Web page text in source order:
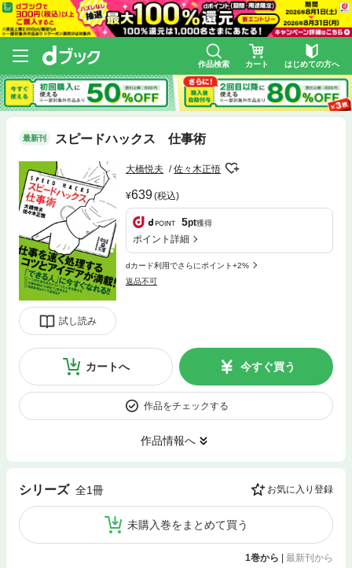
作品検索 カート はじめての方へ
最新刊 スピードハックス 仕事術
試し読み
大橋悦夫 佐々木正悟
639(税込)
5pt獲得
ポイント詳細
dカード利用でさらにポイント+2%
返品不可
カートへ 今すぐ買う
作品をチェックする
作品情報へ
シリーズ 全1冊 お気に入り登録
未購入巻をまとめて買う
1巻から | 最新刊から